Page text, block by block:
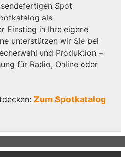
Spot
als
Einstieg in Ihre eigene
unterstützen wir Sie bei
und Produktion –
für Radio, Online oder
Zum Spotkatalog